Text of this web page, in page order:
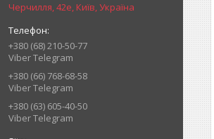
Черчилля, 42е, Київ, Україна
+380 (68) 210-50-77
Viber Telegram
+380 (66) 768-68-58
Viber Telegram
+380 (63) 605-40-50
Viber Telegram